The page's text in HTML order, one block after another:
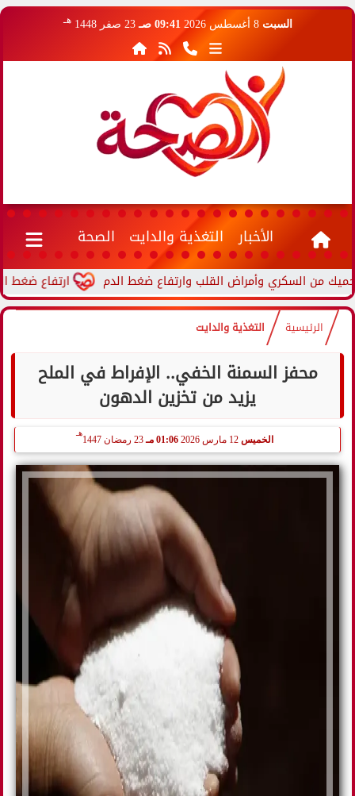
السبت 8 أغسطس 2026 09:41 صـ 23 صفر 1448 هـ
الأخبار التغذية والدايت الصحة
ارتفاع ضغط الدم
الرئيسية التغذية والدايت
محفز السمنة الخفي.. الإفراط في الملح
يزيد من تخزين الدهون
الخميس 12 مارس 2026 01:06 مـ 23 رمضان 1447
هـ